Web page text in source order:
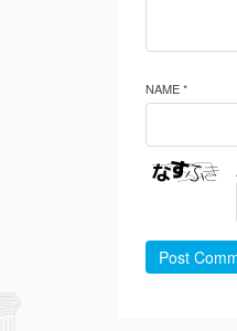
NAME *
Post